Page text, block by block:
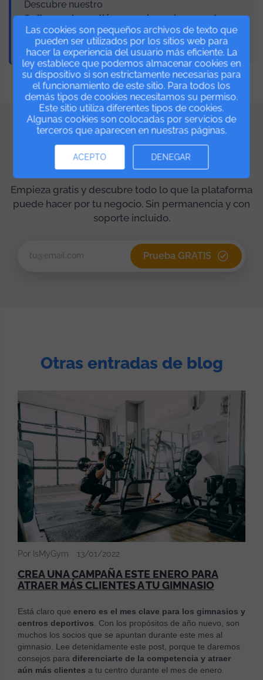
Las cookies son pequeños archivos de texto que
pueden ser utilizados por los sitios web para
hacer la experiencia del usuario más eficiente. La
ley establece que podemos almacenar cookies en
su dispositivo si son estrictamente necesarias para
el funcionamiento de este sitio. Para todos los
demás tipos de cookies necesitamos su permiso.
Este sitio utiliza diferentes tipos de cookies.
Algunas cookies son colocadas por servicios de
terceros que aparecen en nuestras páginas.
ACEPTO DENEGAR
Descubre nuestro
Software de gestión para gimnasios y centros
deportivos
y digitaliza la gestión de tu negocio.
¿Listo para probar
IsMyGym?
Empieza gratis y descubre todo lo que la plataforma
puede hacer por tu negocio. Sin permanencia y con
soporte incluido.
Prueba GRATIS
Otras entradas de blog
Por IsMyGym 13/01/2022
CREA UNA CAMPAÑA ESTE ENERO PARA
ATRAER MÁS CLIENTES A TU GIMNASIO
Está claro que enero es el mes clave para los gimnasios y
centros deportivos . Con los propósitos de año nuevo, son
muchos los socios que se apuntan durante este mes al
gimnasio. Lee detenidamente este post, porque te daremos
consejos para diferenciarte de la competencia y atraer
aún más clientes a tu centro durante el mes de enero.